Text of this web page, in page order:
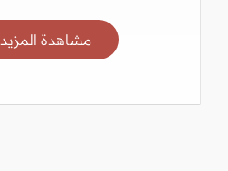
مشاهدة المزيد